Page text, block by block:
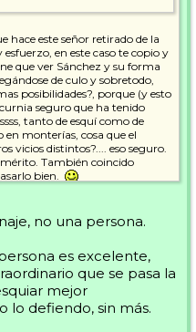
hace este señor retirado de la
en este caso te copio y
que ver Sánchez y su forma
de culo y sobretodo,
posibilidades?, porque (y esto
seguro que ha tenido
tanto de esquí como de
monterías, cosa que el
vicios distintos?.... eso seguro.
También coincido
bien.
en un odiador de los "dadores"
nadie por veterano y se cree
se posiciona políticamente en
tipo ha metido su cuña
yo no lo veo así.
no una persona.
es excelente,
que se pasa la
mejor
lo defiendo, sin más.